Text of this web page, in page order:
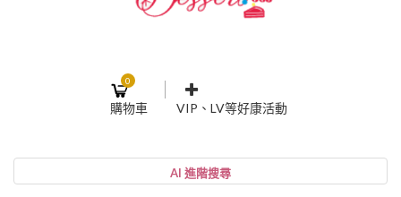
0
購物車 VIP、LV等好康活動
帳號